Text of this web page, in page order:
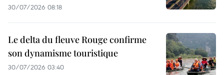
30/07/2026 08:18
Le delta du fleuve Rouge confirme
son dynamisme touristique
30/07/2026 03:40